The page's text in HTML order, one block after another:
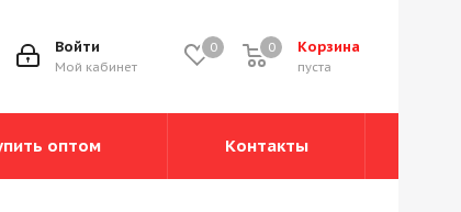
0 Корзина
0
пуста
0
Войти
Мой кабинет
оптом Контакты